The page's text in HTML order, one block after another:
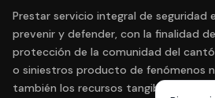
Prestar servicio integral de seguridad
prevenir y defender, con la finalidad
protección de la comunidad del
o siniestros producto de fenómenos
también los recursos tangibles e